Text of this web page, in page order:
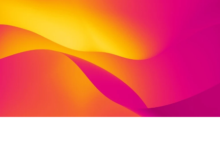
34212 Melsungen
Deutschland
fon: 05661 705656
fax: 05661 705629
caroline.fleischert@viva-stiftung.de